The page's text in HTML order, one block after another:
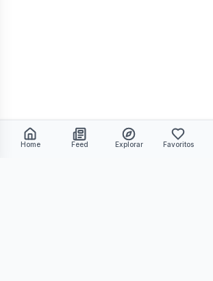
Home Feed Explorar Favoritos